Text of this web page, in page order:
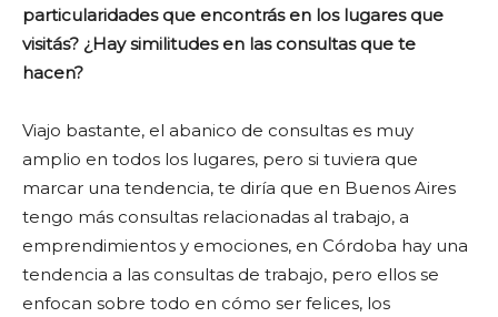
particularidades que encontrás en los lugares que
visitás? ¿Hay similitudes en las consultas que te
hacen?
Viajo bastante, el abanico de consultas es muy
amplio en todos los lugares, pero si tuviera que
marcar una tendencia, te diría que en Buenos Aires
tengo más consultas relacionadas al trabajo, a
emprendimientos y emociones, en Córdoba hay una
tendencia a las consultas de trabajo, pero ellos se
enfocan sobre todo en cómo ser felices, los